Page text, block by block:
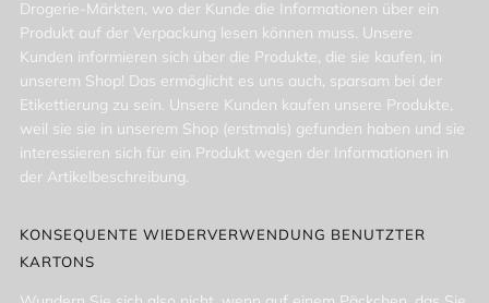
WIR GEHEN EINEN ANDEREN WEG
Wir versuchen, konsequent (Verpackungs- und Plastik-) Müll zu
vermeiden.
Unsere Produkte stehen ja nicht in Supermärkten oder
Drogerie-Märkten, wo der Kunde die Informationen über ein
Produkt auf der Verpackung lesen können muss. Unsere
Kunden informieren sich über die Produkte, die sie kaufen, in
weil sie sie in unserem Shop (erstmals) gefunden haben und sie
interessieren sich für ein Produkt wegen der Informationen in